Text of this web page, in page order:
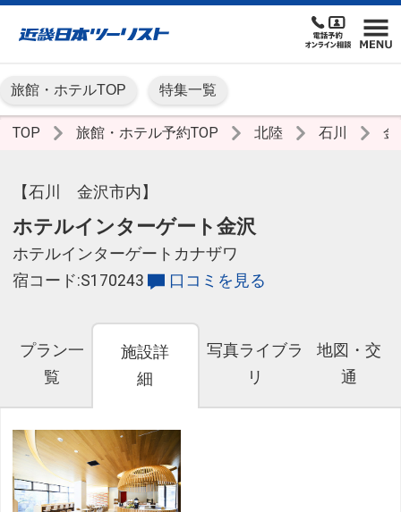
旅館・ホテルTOP 特集一覧
TOP 旅館・ホテル予約TOP 北陸 石川
【石川 金沢市内】
ホテルインターゲート金沢
ホテルインターゲートカナザワ
宿コード:S170243
口コミを見る
プラン一
覧
施設詳
細
写真ライブラ
リ
地図・交
通